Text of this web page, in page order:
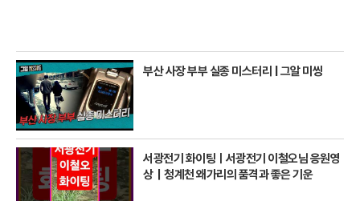
부산 사장 부부 실종 미스터리 | 그알 미씽
서광전기 화이팅ㅣ서광전기 이철오님 응원영
상｜청계천 왜가리의 품격과 좋은 기운